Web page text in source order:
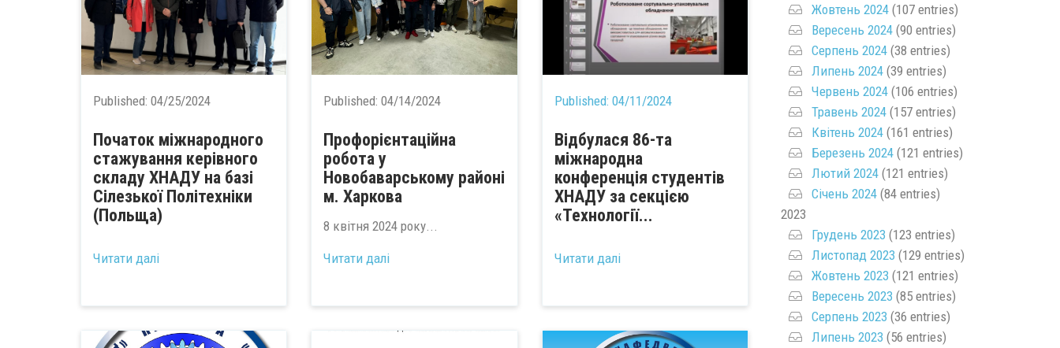
Published: 04/25/2024
Початок міжнародного
стажування керівного
складу ХНАДУ на базі
Сілезької Політехніки
(Польща)
Читати далі
Published:04/14/2024
Профорієнтаційна
робота у
Новобаварському районі
м. Харкова
8 квітня 2024 року...
Читати далі
Published: 04/11/2024
Відбулася 86-та
міжнародна
конференція студентів
ХНАДУ за секцією
«Технології...
Читати далі
Жовтень 2024(107 entries)
Вересень 2024(90 entries)
Серпень 2024(38 entries)
Липень 2024(39 entries)
Червень 2024(106 entries)
Травень 2024(157 entries)
Квітень 2024(161 entries)
Березень 2024(121 entries)
Лютий 2024(121 entries)
Січень 2024(84 entries)
2023
Грудень 2023 (123 entries)
Листопад 2023 (129 entries)
Жовтень 2023 (121 entries)
Вересень 2023 (85 entries)
Серпень 2023 (36 entries)
Липень 2023 (56 entries)